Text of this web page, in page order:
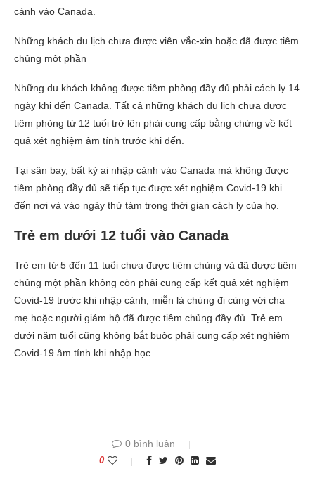
cảnh vào Canada.
Những khách du lịch chưa được viên vắc-xin hoặc đã được tiêm
chủng một phần
Những du khách không được tiêm phòng đầy đủ phải cách ly 14
ngày khi đến Canada. Tất cả những khách du lịch chưa được
tiêm phòng từ 12 tuổi trở lên phải cung cấp bằng chứng về kết
quả xét nghiệm âm tính trước khi đến.
Tại sân bay, bất kỳ ai nhập cảnh vào Canada mà không được
tiêm phòng đầy đủ sẽ tiếp tục được xét nghiệm Covid-19 khi
đến nơi và vào ngày thứ tám trong thời gian cách ly của họ.
Trẻ em dưới 12 tuổi vào Canada
Trẻ em từ 5 đến 11 tuổi chưa được tiêm chủng và đã được tiêm
chủng một phần không còn phải cung cấp kết quả xét nghiệm
Covid-19 trước khi nhập cảnh, miễn là chúng đi cùng với cha
mẹ hoặc người giám hộ đã được tiêm chủng đầy đủ. Trẻ em
dưới năm tuổi cũng không bắt buộc phải cung cấp xét nghiệm
Covid-19 âm tính khi nhập học.
0 bình luận
0